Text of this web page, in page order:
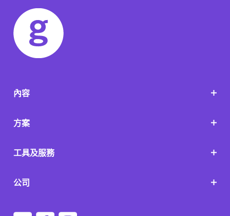
內容
方案
工具及服務
公司